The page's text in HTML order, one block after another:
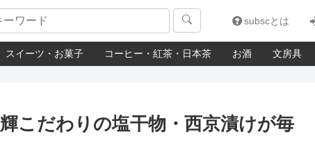
subscとは
スイーツ・お菓子 コーヒー・紅茶・日本茶 お酒 文房具
こだわりの塩干物・西京漬けが毎